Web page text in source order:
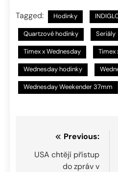
Tagged: Hodinky
Quartzové hodinky Seriály
Timex x Wednesday Timex
Wednesday hodinky
Wednesday Weekender 37mm
Navigace
pro
Previous:
USA chtějí přístup
do zpráv v